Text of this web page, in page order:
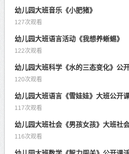
幼儿园大班音乐《小肥猪》
127次观看
幼儿园大班语言活动《我想养蜥蜴》
122次观看
幼儿园大班科学《水的三态变化》公
120次观看
幼儿园大班语言《雪娃娃》大班公开
117次观看
幼儿园大班社会《男孩女孩》大班社
116次观看